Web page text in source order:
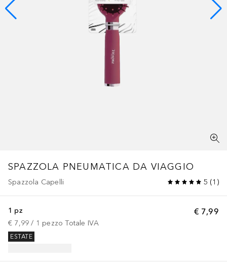
SPAZZOLA PNEUMATICA DA VIAGGIO
Spazzola Capelli 5 (1 )
€ 7,99
1 pz
€ 7,99 / 1 pezzo Totale IVA
ESTATE